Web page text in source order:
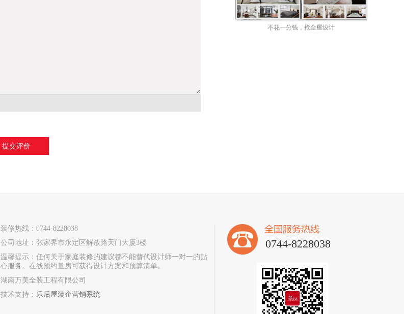
不花一分钱，抢全屋设计
装修热线：0744-8228038
公司地址：张家界市永定区解放路天门大厦3楼
温馨提示：任何关于家庭装修的建议都不能替代设计师一对一的贴
心服务。在线预约量房可获得设计方案和预算清单。
湖南万美全装工程有限公司
技术支持： 乐后屋装企营销系统
0744-8228038